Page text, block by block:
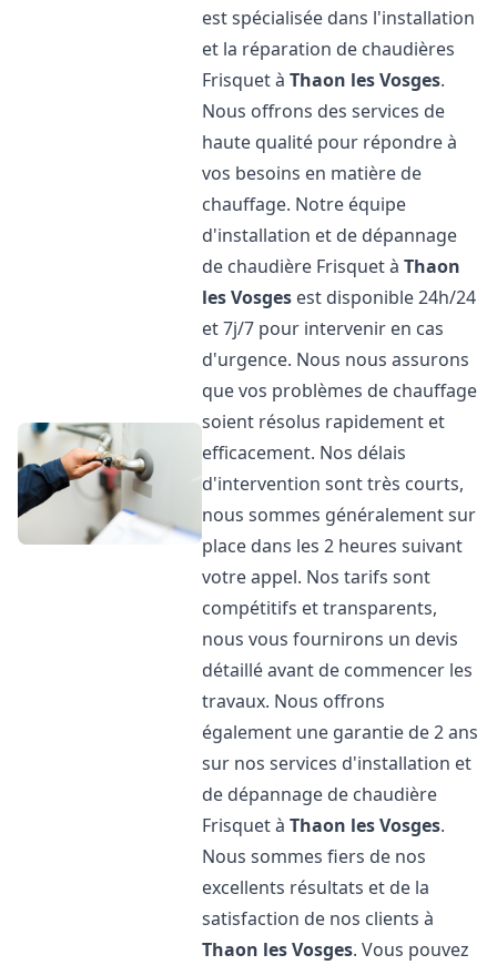
est spécialisée dans l'installation
et la réparation de chaudières
Frisquet àThaon les Vosges.
Nous offrons des services de
haute qualité pour répondre à
vos besoins en matière de
chauffage. Notre équipe
d'installation et de dépannage
de chaudière Frisquet àThaon
les Vosges est disponible 24h/24
et 7j/7 pour intervenir en cas
d'urgence. Nous nous assurons
que vos problèmes de chauffage
soient résolus rapidement et
efficacement. Nos délais
d'intervention sont très courts,
nous sommes généralement sur
place dans les 2 heures suivant
votre appel. Nos tarifs sont
compétitifs et transparents,
nous vous fournirons un devis
détaillé avant de commencer les
travaux. Nous offrons
également une garantie de 2 ans
sur nos services d'installation et
de dépannage de chaudière
Frisquet àThaon les Vosges.
Nous sommes fiers de nos
excellents résultats et de la
satisfaction de nos clients à
Thaon les Vosges. Vous pouvez